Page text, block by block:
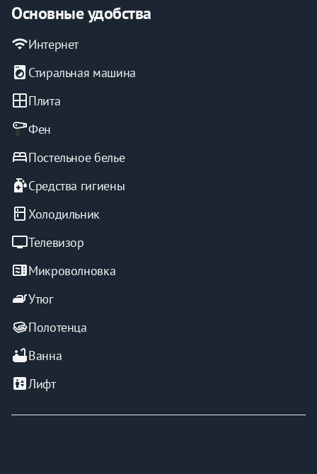
Основные удобства
wifiИнтернет
local_laundry_service Стиральная машина
windowПлита
Фен
bedПостельное белье
sanitizerСредства гигиены
kitchen Холодильник
tvТелевизор
microwaveМикроволновка
ironУтюг
Полотенца
bathtubВанна
elevatorЛифт